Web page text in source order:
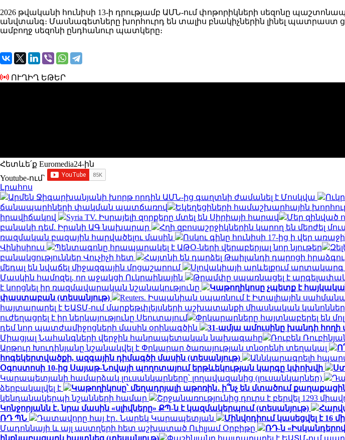
2026 թվականի հունիսի 13-ի դրությամբ ԱՄՆ-ում փոթորիկների սեզոնը
անվտանգ։ Մասնագետները խորհուրդ են տալիս բնակիչներին լինել պատրաստ
ամբողջ սեզոնի ընդհանուր պատկերը։
ՈՒՂԻՂ ԵԹԵՐ
Հետևե՛ք Euromedia24-ին
Youtube-ում`
Լրահոս
Արմեն Ջիգարխանյանի խորթ որդին ԱՄՆ-ից գաղտնի ժամանել է Մոսկվա
ճանապարհների փակման պատճառով
Եկեղեցիների համաշխարհային
իրավիճակով
Syria TV. Իսրայելի զորքերը մտել են Սիրիայի հարավ
Մեր զինված
բանակի դեմ. Իրանի ԱԳ նախարար
Հղի զբոսաշրջիկներին կարող են մերժել
ռազմական բազային հարվածելու մասին
Ոսկու գինը հունիսի 17-ից ի վեր
Վինիսիուս
Պենտագոնը հրապարակել է ԱԹՕ-ների վերաբերյալ նոր նյութեր
բանակցություններ Վուչիչի հետ
Հայտնի են դարձել Թաիլանդի դպրոցի
մեդալ են նվաճել միջազգային մրցաշարում
Սլովակիայի արևելքում արտակարգ
Մասկին համոզել, որ աջակցի Ուկրաինային
Թրամփը սպառնացել է
է կորցնել իր ռազմավարական նշանակությունը
Կաթողիկոսը չպետք է
փաստաբան (տեսանյութ)
Reuters. Իսպանիան սպառնում է Իտալիային
հայտարարել է ԵԱՏՄ-ում մարքեթփլեյսների աշխատանքի միասնական
ուժեղացրել է իր ներկայությունը Սեուտայում
Փրկարարները հայտնաբերել են
դեմ նոր պատժամիջոցների մասին օրինագծին
31-ամյա ամուսինը խանդի
Միացյալ Նահանգների վերջին հանրապետական ​​նախագահը
Ռուբեն
Արթուր Խուդինյանը նշանակվել է Փրկարար ծառայության տնօրենի տեղակալ
հոգեկերտվածքի, ազգային դիմագծի մասին (տեսանյութ)
Աննկարագրելի
Օգոստոսի 10-ից Սայաթ-Նովայի պողոտայում երթևեկության կարգը կփոխվի
Կարապետյանի համարձակ լուսանկարները՝ լողավազանից (լուսանկարներ)
ձերբակալվել է
Կաթողիկոսը՝ մեղադրյալի աթոռին․ ի՞նչ են մտածում
կենդանակերպի նշանների համար
Շրջանառությունից դուրս է բերվել 1293
Կոնջորյանն է․ նրա մասին «սլիվները» ՔՊ-ն է կազմակերպում (տեսանյութ)
ՌԴ ՊՆ
Դատավորը հայ էր․ Նարեկ Կարապետյան Մինվոդիում կասեցվել է
Մադոննայի և այլ աստղերի հետ աշխատած Ուիլյամ Օրբիթը
ՌԴ-ն